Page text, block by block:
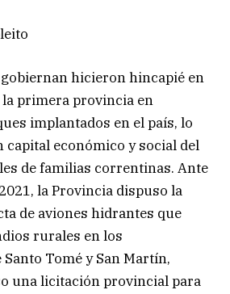
hicieron hincapié en
primera provincia en
implantados en el país, lo
capital económico y social del
de familias correntinas. Ante
la Provincia dispuso la
de aviones hidrantes que
rurales en los
Tomé y San Martín,
una licitación provincial para